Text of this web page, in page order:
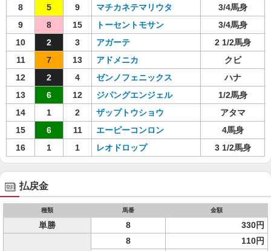
8
5 9 マチカネテマリウタ
3/4馬身
9
8 15 トーセントモサン
3/4馬身
10
2 3 アガーテ
2 1/2馬身
11
7 13 アドメニカ
クビ
12
2 4 ゼンノフェニックス
ハナ
13
6 12 ジパングエンジェル
1/2馬身
14
1 2 ザップトウショウ
アタマ
15
6 11 エーピーコンロン
4馬身
16
1 1 レオドロップ 3 1/2馬身
払戻金
種類 馬番 金額
単勝 8 330円
8
110円